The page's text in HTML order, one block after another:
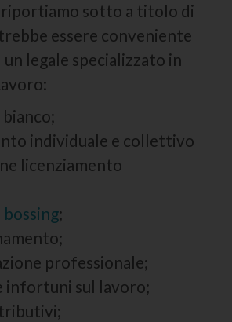
riportiamo sotto a titolo di
essere conveniente
legale specializzato in
individuale e collettivo
licenziamento
;
professionale;
infortuni sul lavoro;